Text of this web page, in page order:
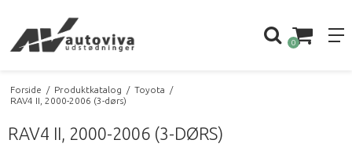
0
Forside / Produktkatalog / Toyota
/
RAV4 II, 2000-2006 (3-dørs)
RAV4 II, 2000-2006 (3-DØRS)